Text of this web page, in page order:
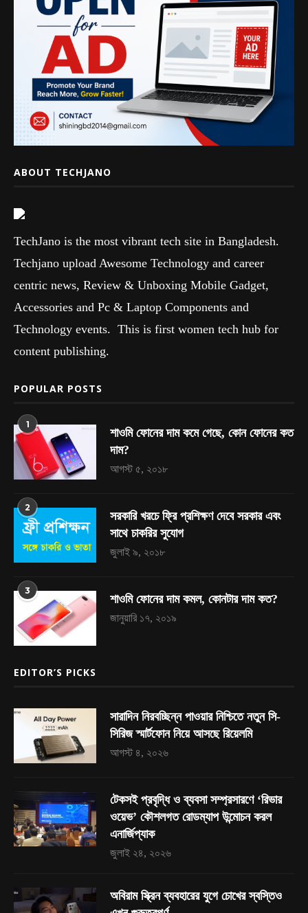
ABOUT TECHJANO
TechJano is the most vibrant tech site in Bangladesh.
Techjano upload Awesome Technology and career
centric news, Review & Unboxing Mobile Gadget,
Accessories and Pc & Laptop Components and
Technology events. This is first women tech hub for
content publishing.
POPULAR POSTS
1
শাওমি ফোনের দাম কমে গেছে, কোন ফোনের কত
দাম?
আগস্ট ৫, ২০১৮
2
সরকারি খরচে ফ্রি প্রশিক্ষণ দেবে সরকার এবং
সাথে চাকরির সুযোগ
জুলাই ৯, ২০১৮
3
শাওমি ফোনের দাম কমল, কোনটার দাম কত?
জানুয়ারি ১৭, ২০১৯
EDITOR’S PICKS
সারাদিন নিরবচ্ছিন্ন পাওয়ার নিশ্চিতে নতুন সি-
সিরিজ স্মার্টফোন নিয়ে আসছে রিয়েলমি
আগস্ট ৪, ২০২৬
টেকসই প্রবৃদ্ধি ও ব্যবসা সম্প্রসারণে ‘রিভার
ওয়েভ’ কৌশলগত রোডম্যাপ উন্মোচন করল
এনার্জিপ্যাক
জুলাই ২৪, ২০২৬
অবিরাম স্ক্রিন ব্যবহারের যুগে চোখের স্বস্তিও